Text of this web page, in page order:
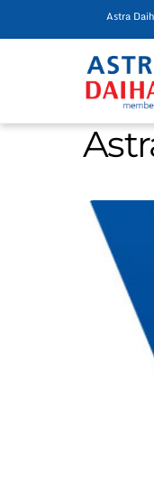
Astra